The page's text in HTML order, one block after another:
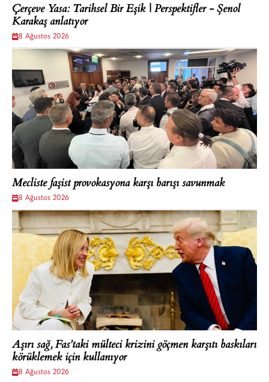
Çerçeve Yasa: Tarihsel Bir Eşik | Perspektifler - Şenol
Karakaş anlatıyor
8 Ağustos 2026
Mecliste faşist provokasyona karşı barışı savunmak
8 Ağustos 2026
Aşırı sağ, Fas’taki mülteci krizini göçmen karşıtı baskıları
körüklemek için kullanıyor
8 Ağustos 2026